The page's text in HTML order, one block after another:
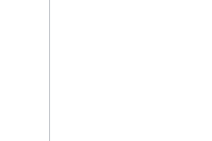
Tách biệt các chủ thể